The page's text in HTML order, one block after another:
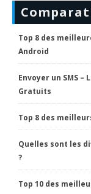
Top 8 des
Android
Envoyer un SMS
Gratuits
Top 8 des
Quelles sont les
?
Top 10 des